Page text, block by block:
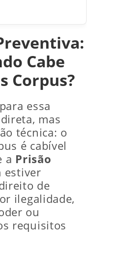
Cabe
Corpus?
essa
mas
técnica: o
é cabível
a Prisão
estiver
de
ilegalidade,
ou
requisitos